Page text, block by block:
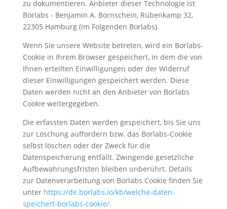
zu dokumentieren. Anbieter dieser Technologie ist
Borlabs - Benjamin A. Bornschein, Rübenkamp 32,
22305 Hamburg (im Folgenden Borlabs).
Wenn Sie unsere Website betreten, wird ein Borlabs-
Cookie in Ihrem Browser gespeichert, in dem die von
Ihnen erteilten Einwilligungen oder der Widerruf
dieser Einwilligungen gespeichert werden. Diese
Daten werden nicht an den Anbieter von Borlabs
Cookie weitergegeben.
Die erfassten Daten werden gespeichert, bis Sie uns
zur Löschung auffordern bzw. das Borlabs-Cookie
selbst löschen oder der Zweck für die
Datenspeicherung entfällt. Zwingende gesetzliche
Aufbewahrungsfristen bleiben unberührt. Details
zur Datenverarbeitung von Borlabs Cookie finden Sie
unter https://de.borlabs.io/kb/welche-daten-
speichert-borlabs-cookie/.